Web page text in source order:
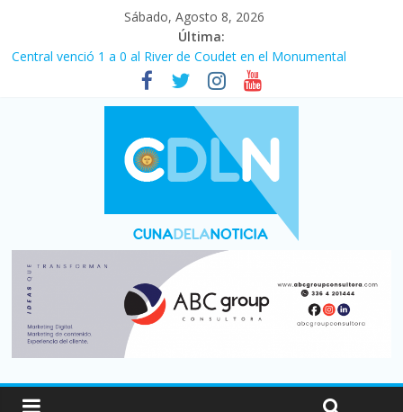
Sábado, Agosto 8, 2026
Última:
Central venció 1 a 0 al River de Coudet en el Monumental
La morosidad alcanzó su nivel más alto en dos décadas y ya
afecta a 400 mil deudores en Santa Fe
Desde que asumió Milei cerraron 41.000 kioscos: el sector
denuncia crisis como en 2001
Vacaciones de invierno con más movimiento y consumo
turístico: 4,6 millones de personas viajaron por el país, un 5,9%
Fuerte caída de la venta de autos usados en julio: bajó un 12,6%